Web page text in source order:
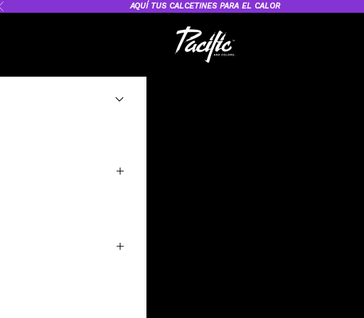
Anterior AQUÍ TUS CALCETINES PARA EL CALOR
Pacific and Co. – Calcetines